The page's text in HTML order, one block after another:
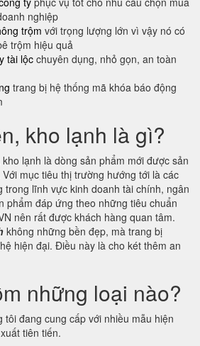
nghiệp
trộm với trọng lượng lớn vì vậy nó có
trộm hiệu quả
tài lộcchuyên dụng, nhỏ gọn, an toàn
trang bị hệ thống mã khóa báo động
kho lạnh là gì?
lạnh là dòng sản phẩm mới được sản
mục tiêu thị trường hướng tới là các
trong lĩnh vực kinh doanh tài chính, ngân
phẩm đáp ứng theo những tiêu chuẩn
nên rất được khách hàng quan tâm.
không những bền đẹp, mà trang bị
hiện đại. Điều này là cho két thêm an
những loại nào?
tôi đang cung cấp với nhiều mẫu hiện
tiên tiến.